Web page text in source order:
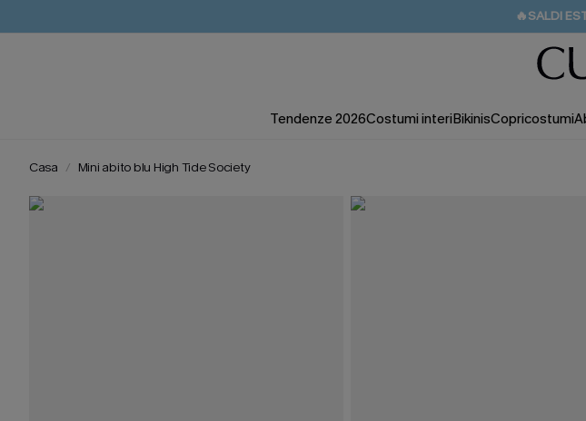
🔥SALDI
💌REGALO PER
Tendenze 2026Costumi interiBikinisCopricostumi
Casa Mini abito blu High Tide Society